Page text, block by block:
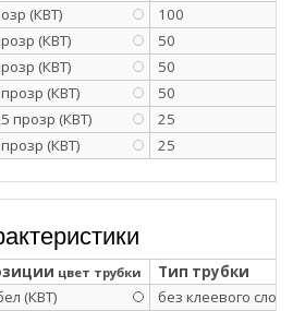
(КВТ) 100
(КВТ) 50
(КВТ) 50
(КВТ) 50
прозр (КВТ) 25
(КВТ) 25
цвет трубки Тип трубки
(КВТ) без клеевого слоя